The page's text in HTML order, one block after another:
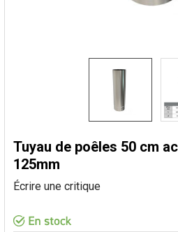
Tuyau de poêles 50 cm
125mm
Écrire une critique